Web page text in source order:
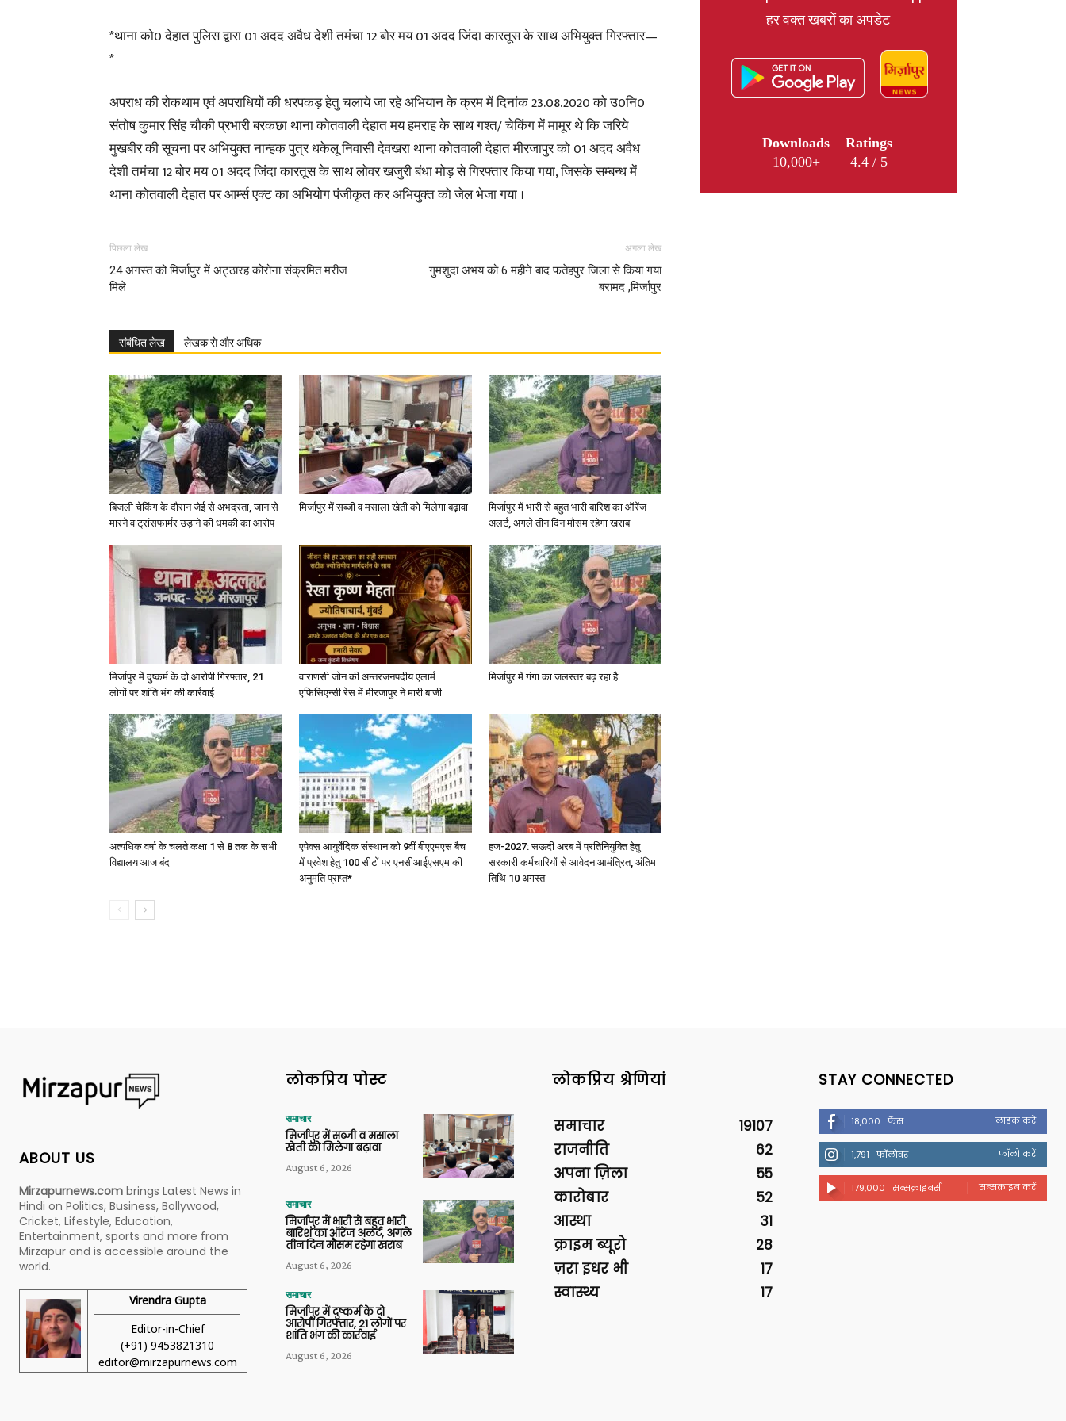
in
Hindi,
Today
News
*थाना को0 देहात पुलिस द्वारा 01 अदद अवैध देशी तमंचा 12 बोर मय 01 अदद जिंदा कारतूस के साथ अभियुक्त गिरफ्तार—
*
अपराध की रोकथाम एवं अपराधियों की धरपकड़ हेतु चलाये जा रहे अभियान के क्रम में दिनांक 23.08.2020 को उ0नि0
संतोष कुमार सिंह चौकी प्रभारी बरकछा थाना कोतवाली देहात मय हमराह के साथ गश्त/ चेकिंग में मामूर थे कि जरिये
मुखबीर की सूचना पर अभियुक्त नान्हक पुत्र धकेलू निवासी देवखरा थाना कोतवाली देहात मीरजापुर को 01 अदद अवैध
देशी तमंचा 12 बोर मय 01 अदद जिंदा कारतूस के साथ लोवर खजुरी बंधा मोड़ से गिरफ्तार किया गया, जिसके सम्बन्ध में
थाना कोतवाली देहात पर आर्म्स एक्ट का अभियोग पंजीकृत कर अभियुक्त को जेल भेजा गया ।
पिछला लेख
24 अगस्त को मिर्जापुर में अट्ठारह कोरोना संक्रमित मरीज
मिले
अगला लेख
गुमशुदा अभय को 6 महीने बाद फतेहपुर जिला से किया गया
बरामद ,मिर्जापुर
संबंधित लेख लेखक से और अधिक
बिजली चेकिंग के दौरान जेई से अभद्रता, जान से
मारने व ट्रांसफार्मर उड़ाने की धमकी का आरोप
मिर्जापुर में सब्जी व मसाला खेती को मिलेगा बढ़ावा
मिर्जापुर में भारी से बहुत भारी बारिश का ऑरेंज
अलर्ट, अगले तीन दिन मौसम रहेगा खराब
मिर्जापुर में दुष्कर्म के दो आरोपी गिरफ्तार, 21
लोगों पर शांति भंग की कार्रवाई
वाराणसी जोन की अन्तरजनपदीय एलार्म
एफिसिएन्सी रेस में मीरजापुर ने मारी बाजी
मिर्जापुर में गंगा का जलस्तर बढ़ रहा है
अत्यधिक वर्षा के चलते कक्षा 1 से 8 तक के सभी
विद्यालय आज बंद
एपेक्स आयुर्वेदिक संस्थान को 9वीं बीएएमएस बैच
में प्रवेश हेतु 100 सीटों पर एनसीआईएसएम की
अनुमति प्राप्त*
हज-2027: सऊदी अरब में प्रतिनियुक्ति हेतु
सरकारी कर्मचारियों से आवेदन आमंत्रित, अंतिम
तिथि 10 अगस्त
हर वक्त खबरों का अपडेट
Downloads
10,000+
Ratings
4.4 / 5
ABOUT US
Mirzapurnews.com brings Latest News in
Hindi on Politics, Business, Bollywood,
Cricket, Lifestyle, Education,
Entertainment, sports and more from
Mirzapur and is accessible around the
world.
Virendra Gupta
Editor-in-Chief
(+91) 9453821310
editor@mirzapurnews.com
लोकप्रिय पोस्ट
समाचार
मिर्जापुर में सब्जी व मसाला
खेती को मिलेगा बढ़ावा
August 6, 2026
समाचार
मिर्जापुर में भारी से बहुत भारी
बारिश का ऑरेंज अलर्ट, अगले
तीन दिन मौसम रहेगा खराब
August 6, 2026
समाचार
मिर्जापुर में दुष्कर्म के दो
आरोपी गिरफ्तार, 21 लोगों पर
शांति भंग की कार्रवाई
August 6, 2026
लोकप्रिय श्रेणियां
समाचार
19107
राजनीति
62
अपना ज़िला
55
कारोबार
52
आस्था
31
क्राइम ब्यूरो
28
ज़रा इधर भी
17
स्वास्थ्य
17
STAY CONNECTED
18,000 फैंस लाइक करें
1,791 फॉलोवर फॉलो करें
179,000 सब्सक्राइबर्स सब्सक्राइब करें